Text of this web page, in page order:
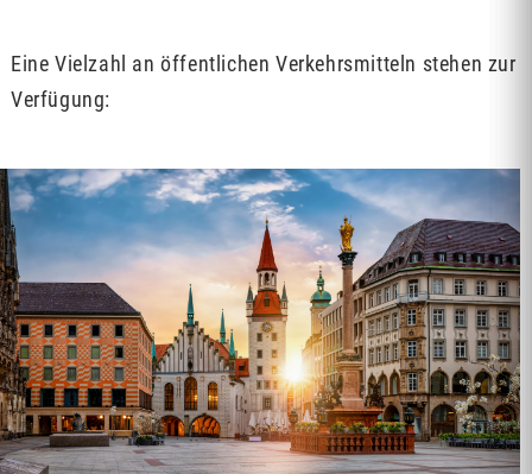
Eine Vielzahl an öffentlichen Verkehrsmitteln stehen zur
Verfügung: